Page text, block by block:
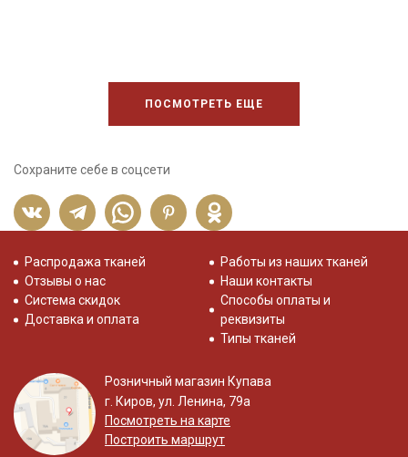
ПОСМОТРЕТЬ ЕЩЕ
Сохраните себе в соцсети
Распродажа тканей
Отзывы о нас
Система скидок
Доставка и оплата
Работы из наших тканей
Наши контакты
Способы оплаты и
реквизиты
Типы тканей
Розничный магазин Купава
г. Киров, ул. Ленина, 79а
Посмотреть на карте
Построить маршрут